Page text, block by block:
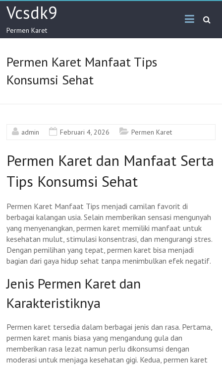
SkipVcsdk9
Permen Karet
Permen Karet Manfaat Tips
Konsumsi Sehat
admin Februari 4, 2026 Permen Karet
Permen Karet dan Manfaat Serta
Tips Konsumsi Sehat
Permen Karet Manfaat Tips menjadi camilan favorit di
berbagai kalangan usia. Selain memberikan sensasi mengunyah
yang menyenangkan, permen karet memiliki manfaat untuk
kesehatan mulut, stimulasi konsentrasi, dan mengurangi stres.
Dengan pemilihan yang tepat, permen karet bisa menjadi
bagian dari gaya hidup sehat tanpa menimbulkan efek negatif.
Jenis Permen Karet dan
Karakteristiknya
Permen karet tersedia dalam berbagai jenis dan rasa. Pertama,
permen karet manis biasa yang mengandung gula dan
memberikan rasa lezat namun perlu dikonsumsi dengan
moderasi untuk menjaga kesehatan gigi. Kedua, permen karet